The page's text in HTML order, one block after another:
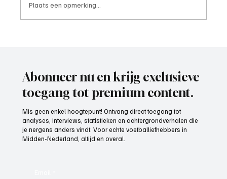
Plaats een opmerking...
Abonneer nu en krijg exclusieve
toegang tot premium content.
Mis geen enkel hoogtepunt! Ontvang direct toegang tot
analyses, interviews, statistieken en achtergrondverhalen die
je nergens anders vindt. Voor echte voetballiefhebbers in
Midden-Nederland, altijd en overal.